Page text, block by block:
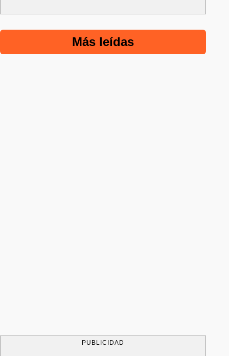
Más leídas
PUBLICIDAD